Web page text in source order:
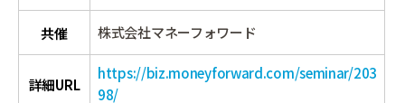
共催 株式会社マネーフォワード
詳細URL
https://biz.moneyforward.com/seminar/203
98/